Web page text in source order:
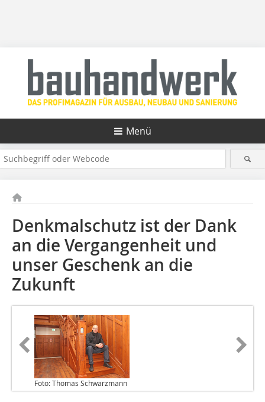
Menü
Denkmalschutz ist der Dank
an die Vergangenheit und
unser Geschenk an die
Zukunft
Foto: Thomas Schwarzmann